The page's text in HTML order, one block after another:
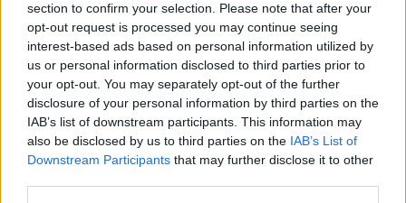
section to confirm your selection. Please note that after your
opt-out request is processed you may continue seeing
interest-based ads based on personal information utilized by
us or personal information disclosed to third parties prior to
your opt-out. You may separately opt-out of the further
disclosure of your personal information by third parties on the
IAB’s list of downstream participants. This information may
also be disclosed by us to third parties on the IAB’s List of
Downstream Participants that may further disclose it to other
07.08.2026 - Bosch Powertrain s.r.o. Jihlava • linkový střídač • mzda
48.400 Kč • příspěvek na ubytování (Jihlava, okres Jihlava)
07.08.2026 -Bosch Powertrain s.r.o. Jihlava • obsluha CNC strojů •
48.400 Kč • náborový bonus 50.000 Kč • příspěvek na ubytování
okres Jihlava)
07.08.2026 - Specialista pro elektronická zařízení údržby (m/ž) (tř.
Klementa 869, Mladá Boleslav II)
06.08.2026 -Bosch Powertrain s.r.o. Jihlava • CNC operátor• mzda
Kč • náborový bonus 50.000 Kč • příspěvek na ubytování (Jihlava,
Jihlava)
týdenní zálohy na mzdu 2.000 Kč (Jihlava, okres Jihlava)